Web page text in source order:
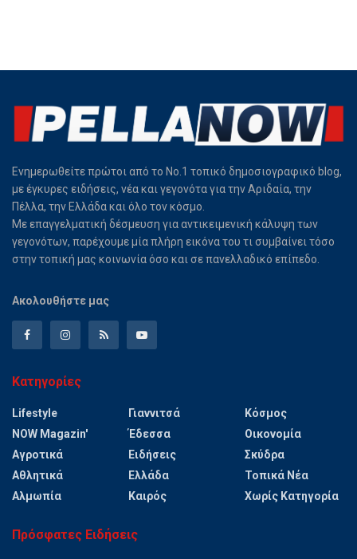
Ενημερωθείτε πρώτοι από το Νο.1 τοπικό δημοσιογραφικό blog,
με έγκυρες ειδήσεις, νέα και γεγονότα για την Αριδαία, την
Πέλλα, την Ελλάδα και όλο τον κόσμο.
Με επαγγελματική δέσμευση για αντικειμενική κάλυψη των
γεγονότων, παρέχουμε μία πλήρη εικόνα του τι συμβαίνει τόσο
στην τοπική μας κοινωνία όσο και σε πανελλαδικό επίπεδο.
Ακολουθήστε μας
Κατηγορίες
Lifestyle
NOW Magazin'
Αγροτικά
Αθλητικά
Αλμωπία
Γιαννιτσά
Έδεσσα
Ειδήσεις
Ελλάδα
Καιρός
Κόσμος
Οικονομία
Σκύδρα
Τοπικά Νέα
Χωρίς Κατηγορία
Πρόσφατες Ειδήσεις